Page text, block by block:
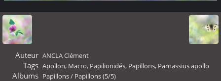
Auteur ANCLA Clément
Tags Apollon, Macro, Papilionidés, Papillons, Parnassius apollo
Albums Papillons/ Papillons (5/5)